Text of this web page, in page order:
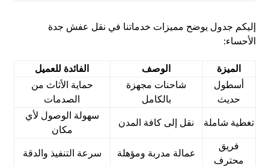
إليكم جدول يوضح مميزات خدماتنا في نقل عفش جدة
الأحساء:
الميزة الوصف
الفائدة للعميل
أسطول
حديث
شاحنات مجهزة
بالكامل
حماية الأثاث من
الصدمات
تغطية شاملة نقل إلى كافة المدن
سهولة الوصول لأي
مكان
فريق
محترف
عمالة مدربة ومؤهلة سرعة التنفيذ والدقة